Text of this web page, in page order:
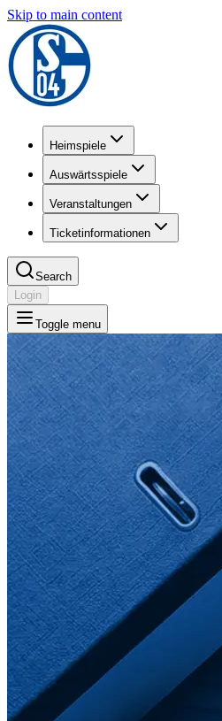
Skip to main content
Heimspiele
Auswärtsspiele
Veranstaltungen
Ticketinformationen
Search
Login
Toggle menu